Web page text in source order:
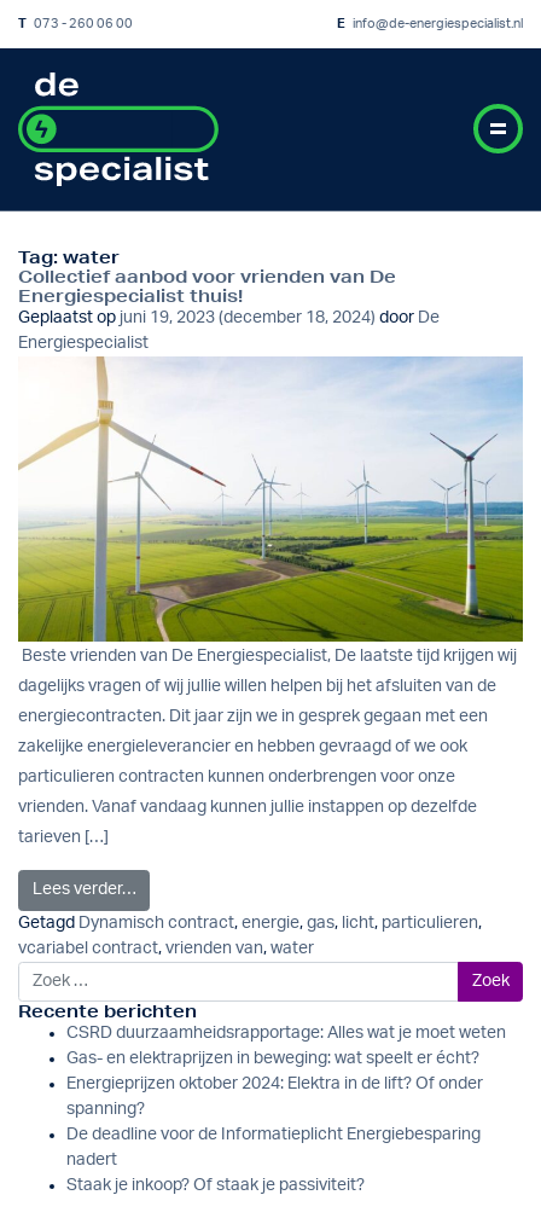
073 - 260 06 00 E info@de-energiespecialist.nl
Tag: water
Collectief aanbod voor vrienden van De
Energiespecialist thuis!
Geplaatst op juni 19, 2023 (december 18, 2024) door De
Energiespecialist
Beste vrienden van De Energiespecialist, De laatste tijd krijgen wij
dagelijks vragen of wij jullie willen helpen bij het afsluiten van de
energiecontracten. Dit jaar zijn we in gesprek gegaan met een
zakelijke energieleverancier en hebben gevraagd of we ook
particulieren contracten kunnen onderbrengen voor onze
vrienden. Vanaf vandaag kunnen jullie instappen op dezelfde
tarieven […]
Lees verder…from Collectief aanbod voor vrienden van De
Getagd Dynamisch contract, energie, gas, licht, particulieren,
vcariabel contract, vrienden van, water
Zoek naar:
Recente berichten
CSRD duurzaamheidsrapportage: Alles wat je moet weten
Gas- en elektraprijzen in beweging: wat speelt er écht?
Energieprijzen oktober 2024: Elektra in de lift? Of onder
spanning?
De deadline voor de Informatieplicht Energiebesparing
nadert
Staak je inkoop? Of staak je passiviteit?